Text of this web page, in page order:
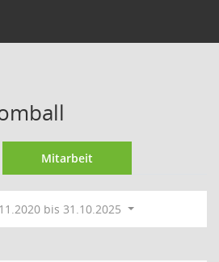
Mitarbeit
bis 31.10.2025